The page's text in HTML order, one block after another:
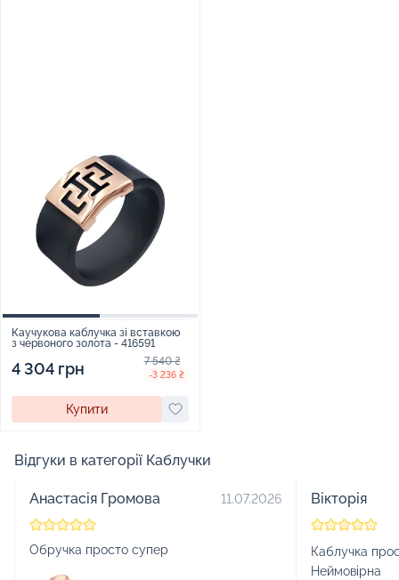
Каучукова каблучка зі вставкою
з червоного золота - 416591
4 304 грн 7 540 ₴
-3 236 ₴
Купити
Відгуки в категорії Каблучки
Анастасія Громова 11.07.2026
Обручка просто супер
Вікторія
Каблучка
Неймовірна